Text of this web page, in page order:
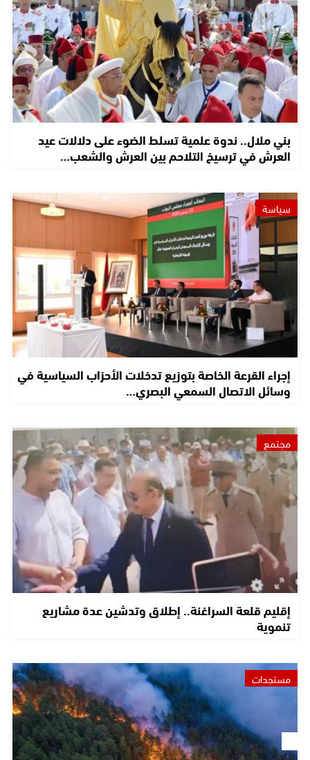
بني ملال.. ندوة علمية تسلط الضوء على دلالات عيد
العرش في ترسيخ التلاحم بين العرش والشعب…
سياسة
إجراء القرعة الخاصة بتوزيع تدخلات الأحزاب السياسية في
وسائل الاتصال السمعي البصري…
مجتمع
إقليم قلعة السراغنة.. إطلاق وتدشين عدة مشاريع
تنموية
مستجدات